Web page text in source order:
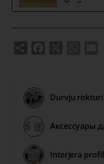
Durvju rokturi
Аксессуары
Interjera